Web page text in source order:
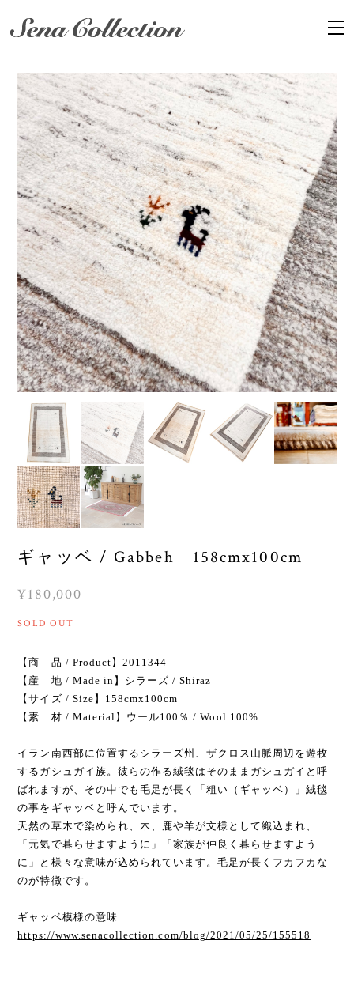
ギャッベ / Gabbeh 158cmx100cm
¥180,000
SOLD OUT
【商 品 / Product】2011344
【産 地 / Made in】シラーズ / Shiraz
【サイズ / Size】158cmx100cm
【素 材 / Material】ウール100％ / Wool 100%
イラン南西部に位置するシラーズ州、ザクロス山脈周辺を遊牧
するガシュガイ族。彼らの作る絨毯はそのままガシュガイと呼
ばれますが、その中でも毛足が長く「粗い（ギャッベ）」絨毯
の事をギャッベと呼んでいます。
天然の草木で染められ、木、鹿や羊が文様として織込まれ、
「元気で暮らせますように」「家族が仲良く暮らせますよう
に」と様々な意味が込められています。毛足が長くフカフカな
のが特徴です。
ギャッベ模様の意味
https://www.senacollection.com/blog/2021/05/25/155518